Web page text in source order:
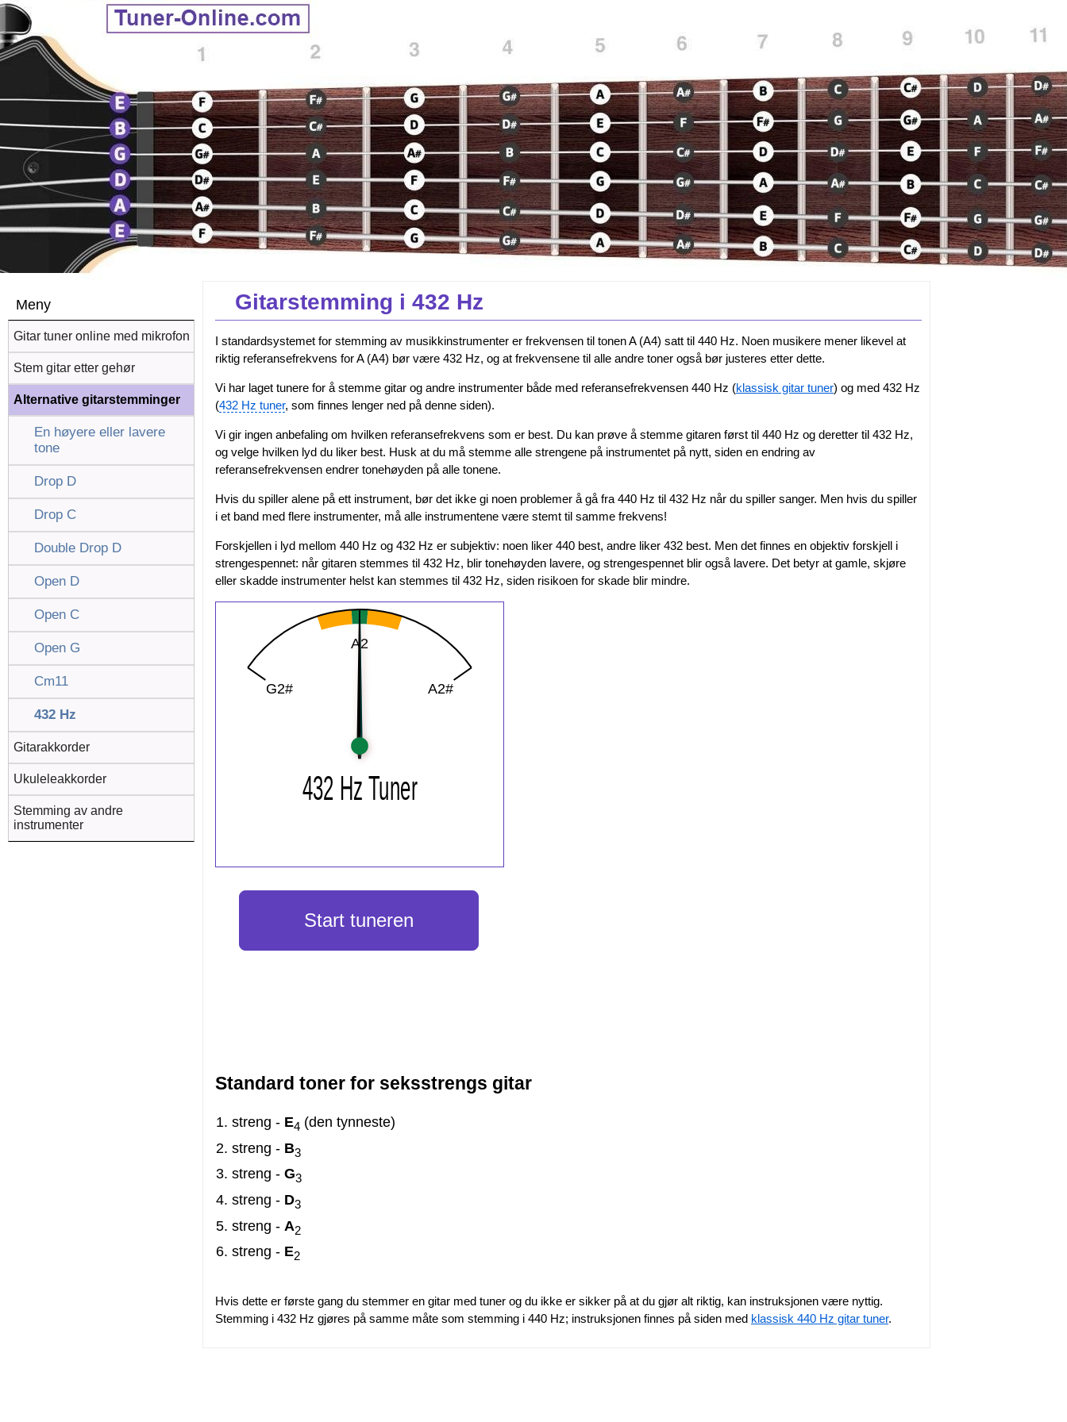
Meny
Gitar tuner online med mikrofon
Stem gitar etter gehør
Alternative gitarstemminger
En høyere eller lavere
tone
Drop D
Drop C
Double Drop D
Open D
Open C
Open G
Cm11
432 Hz
Gitarakkorder
Ukuleleakkorder
Stemming av andre
instrumenter
Gitarstemming i 432 Hz
I standardsystemet for stemming av musikkinstrumenter er frekvensen til tonen A (A4) satt til 440 Hz. Noen musikere mener likevel at
riktig referansefrekvens for A (A4) bør være 432 Hz, og at frekvensene til alle andre toner også bør justeres etter dette.
Vi har laget tunere for å stemme gitar og andre instrumenter både med referansefrekvensen 440 Hz (klassisk gitar tuner) og med 432 Hz
(432 Hz tuner, som finnes lenger ned på denne siden).
Vi gir ingen anbefaling om hvilken referansefrekvens som er best. Du kan prøve å stemme gitaren først til 440 Hz og deretter til 432 Hz,
og velge hvilken lyd du liker best. Husk at du må stemme alle strengene på instrumentet på nytt, siden en endring av
referansefrekvensen endrer tonehøyden på alle tonene.
Hvis du spiller alene på ett instrument, bør det ikke gi noen problemer å gå fra 440 Hz til 432 Hz når du spiller sanger. Men hvis du spiller
i et band med flere instrumenter, må alle instrumentene være stemt til samme frekvens!
Forskjellen i lyd mellom 440 Hz og 432 Hz er subjektiv: noen liker 440 best, andre liker 432 best. Men det finnes en objektiv forskjell i
strengespennet: når gitaren stemmes til 432 Hz, blir tonehøyden lavere, og strengespennet blir også lavere. Det betyr at gamle, skjøre
eller skadde instrumenter helst kan stemmes til 432 Hz, siden risikoen for skade blir mindre.
Start tuneren
Standard toner for seksstrengs gitar
1. streng - E4 (den tynneste)
2. streng - B3
3. streng - G3
4. streng - D3
5. streng - A2
6. streng - E2
Hvis dette er første gang du stemmer en gitar med tuner og du ikke er sikker på at du gjør alt riktig, kan instruksjonen være nyttig.
Stemming i 432 Hz gjøres på samme måte som stemming i 440 Hz; instruksjonen finnes på siden med klassisk 440 Hz gitar tuner.